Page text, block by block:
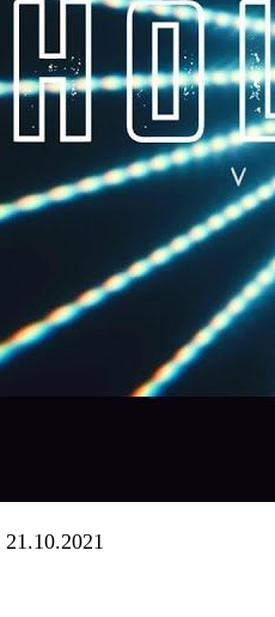
21.10.2021